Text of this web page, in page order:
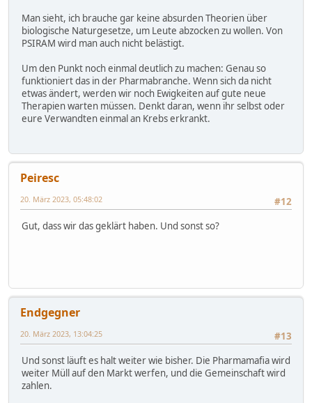
Man sieht, ich brauche gar keine absurden Theorien über
biologische Naturgesetze, um Leute abzocken zu wollen. Von
PSIRAM wird man auch nicht belästigt.
Um den Punkt noch einmal deutlich zu machen: Genau so
funktioniert das in der Pharmabranche. Wenn sich da nicht
etwas ändert, werden wir noch Ewigkeiten auf gute neue
Therapien warten müssen. Denkt daran, wenn ihr selbst oder
eure Verwandten einmal an Krebs erkrankt.
Peiresc
#12
20. März 2023, 05:48:02
Gut, dass wir das geklärt haben. Und sonst so?
Endgegner
#13
20. März 2023, 13:04:25
Und sonst läuft es halt weiter wie bisher. Die Pharmamafia wird
weiter Müll auf den Markt werfen, und die Gemeinschaft wird
zahlen.